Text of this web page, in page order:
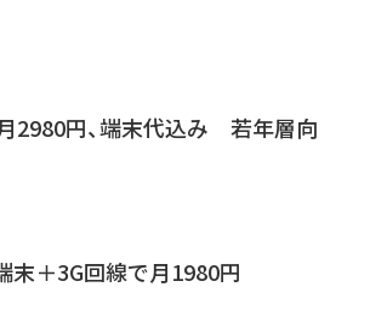
2980円、端末代込み 若年層向
＋3G回線で月1980円